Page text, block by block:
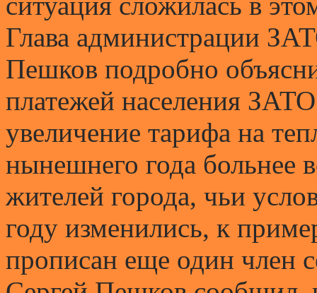
Глава администрации
Пешков подробно
платежей населения
увеличение тарифа на
нынешнего года больнее
жителей города, чьи
году изменились, к
прописан еще один член